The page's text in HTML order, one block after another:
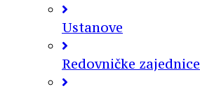
Ustanove
Redovničke zajednice